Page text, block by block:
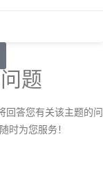
题
回答您有关该主题的问
时为您服务！